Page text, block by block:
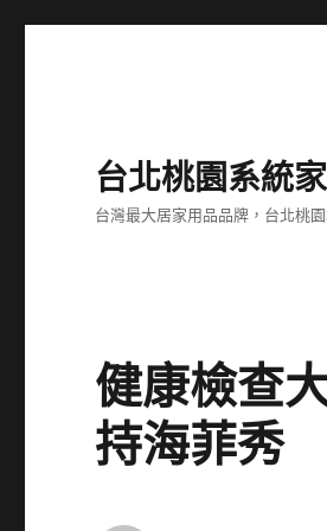
台北桃園系統
台灣最大居家用品品牌，台北桃
健康檢查
持海菲秀